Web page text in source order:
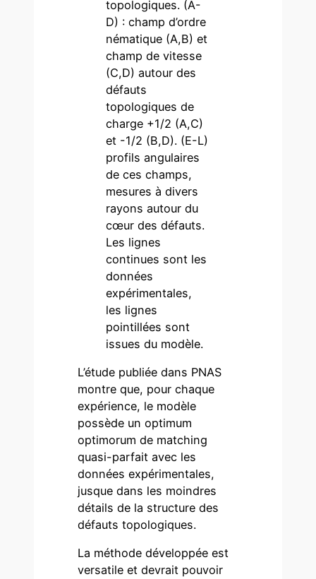
topologiques. (A-
D) : champ d’ordre
nématique (A,B) et
champ de vitesse
(C,D) autour des
défauts
topologiques de
charge +1/2 (A,C)
et -1/2 (B,D). (E-L)
profils angulaires
de ces champs,
mesures à divers
rayons autour du
cœur des défauts.
Les lignes
continues sont les
données
expérimentales,
les lignes
pointillées sont
issues du modèle.
L’étude publiée dans PNAS
montre que, pour chaque
expérience, le modèle
possède un optimum
optimorum de matching
quasi-parfait avec les
données expérimentales,
jusque dans les moindres
détails de la structure des
défauts topologiques.
La méthode développée est
versatile et devrait pouvoir